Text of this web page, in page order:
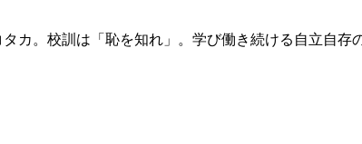
カ。校訓は「恥を知れ」。学び働き続ける自立自存